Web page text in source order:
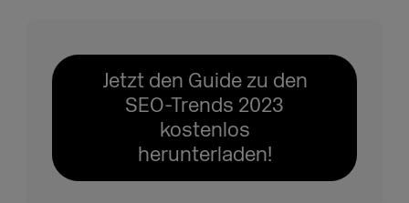
Jetzt den Guide zu den
SEO-Trends 2023
kostenlos
herunterladen!